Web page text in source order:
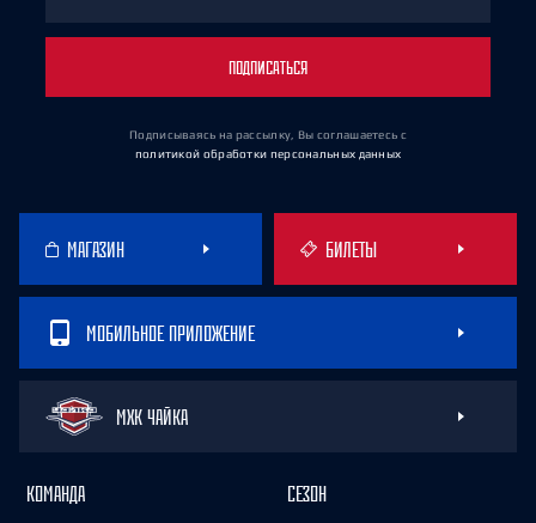
ПОДПИСАТЬСЯ
Подписываясь на рассылку, Вы соглашаетесь с
политикой обработки персональных данных
МАГАЗИН БИЛЕТЫ
МОБИЛЬНОЕ ПРИЛОЖЕНИЕ
МХК ЧАЙКА
КОМАНДА СЕЗОН